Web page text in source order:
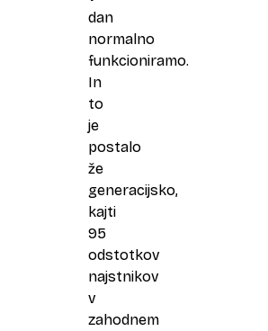
dan
normalno
funkcioniramo.
In
to
je
postalo
že
generacijsko,
kajti
95
odstotkov
najstnikov
v
zahodnem